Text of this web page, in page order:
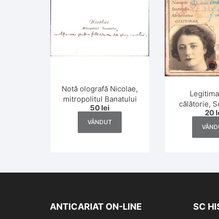
Notă olografă Nicolae,
mitropolitul Banatului
50 lei
VÂNDUT
călătorie,
Tramvaielor
20
ANTICARIAT ON-LINE SC